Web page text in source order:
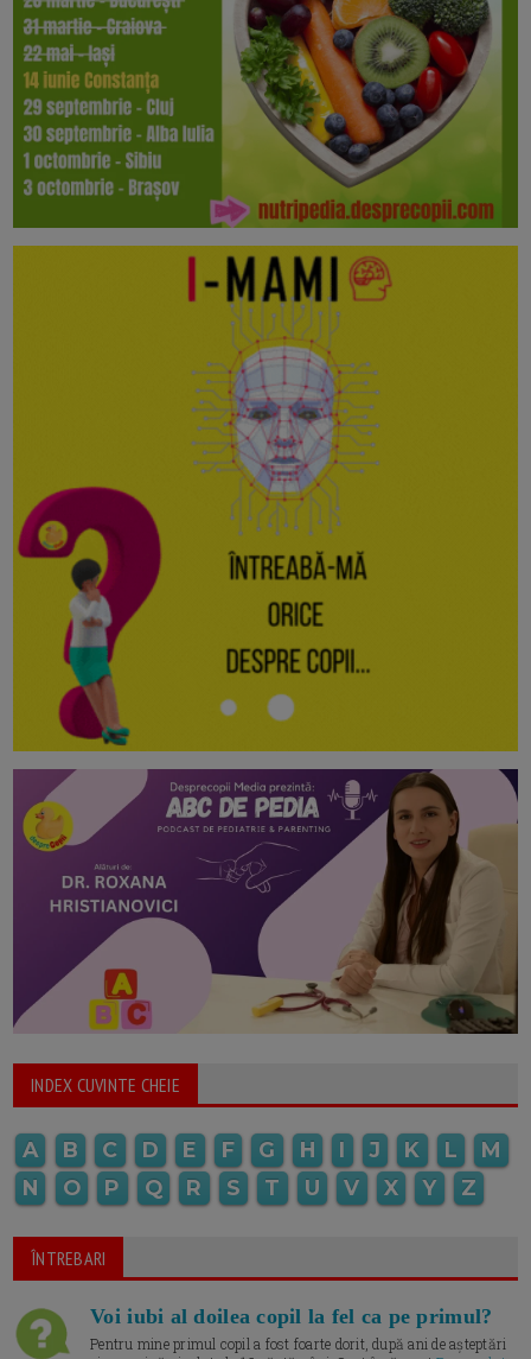
INDEX CUVINTE CHEIE
A B C D E F G H I J K L
M
N
O P Q R S T U V X Y Z
ÎNTREBARI
Voi iubi al doilea copil la fel ca pe primul?
Pentru mine primul copil a fost foarte dorit, după ani de așteptări